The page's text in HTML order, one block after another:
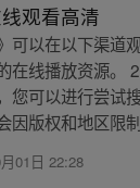
观看高清
可以在以下渠道
在线播放资源。
您可以进行尝试
因版权和地区限
01日 22:28